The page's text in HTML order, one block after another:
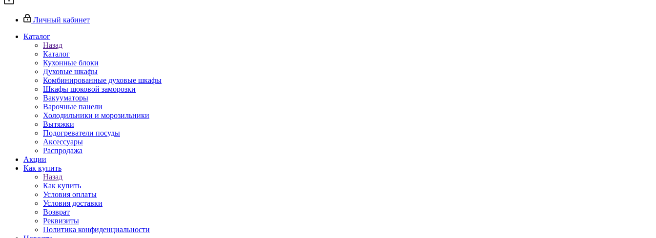
Личный кабинет
Каталог
Назад
Каталог
Кухонные блоки
Духовые шкафы
Комбинированные духовые шкафы
Шкафы шоковой заморозки
Вакууматоры
Варочные панели
Холодильники и морозильники
Вытяжки
Подогреватели посуды
Аксессуары
Распродажа
Акции
Как купить
Назад
Как купить
Условия оплаты
Условия доставки
Возврат
Реквизиты
Политика конфиденциальности